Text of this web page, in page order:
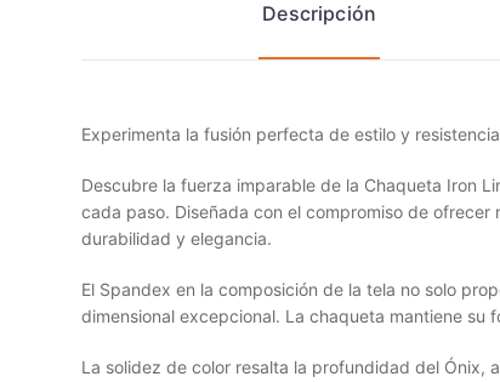
Descripción
Experimenta la fusión perfecta de estilo y
Descubre la fuerza imparable de la Chaqueta Iron
cada paso. Diseñada con el compromiso de
durabilidad y elegancia.
El Spandex en la composición de la tela no solo
dimensional excepcional. La chaqueta mantiene
La solidez de color resalta la profundidad del Ónix,